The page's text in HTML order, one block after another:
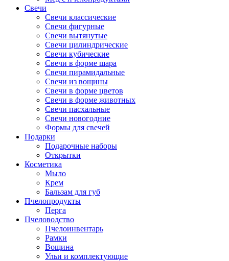
Свечи
Свечи классические
Свечи фигурные
Свечи вытянутые
Свечи цилиндрические
Свечи кубические
Свечи в форме шара
Свечи пирамидальные
Свечи из вощины
Свечи в форме цветов
Свечи в форме животных
Свечи пасхальные
Свечи новогодние
Формы для свечей
Подарки
Подарочные наборы
Открытки
Косметика
Мыло
Крем
Бальзам для губ
Пчелопродукты
Перга
Пчеловодство
Пчелоинвентарь
Рамки
Вощина
Ульи и комплектующие